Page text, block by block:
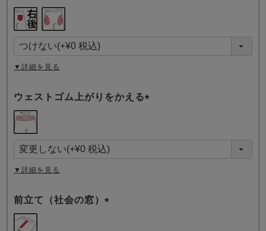
須
)
▼詳細を見る
ウェストゴム上がりをかえる
須
)
▼詳細を見る
前立て（社会の窓）